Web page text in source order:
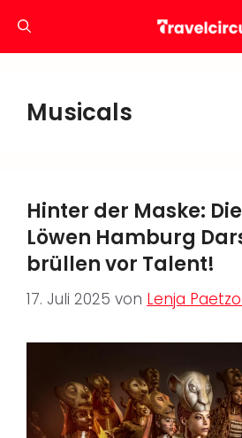
Inhalt
Musicals
Hinter der Maske:
Löwen Hamburg
brüllen vor Talent!
17. Juli 2025 von Lenja